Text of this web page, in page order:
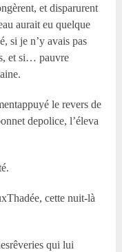
et disparurent
aurait eu quelque
si je n’y avais pas
et si… pauvre
le revers de
depolice, l’éleva
cette nuit-là
qui lui